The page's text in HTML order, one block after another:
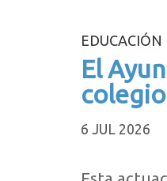
EDUCACIÓN
El
6 JUL 2026